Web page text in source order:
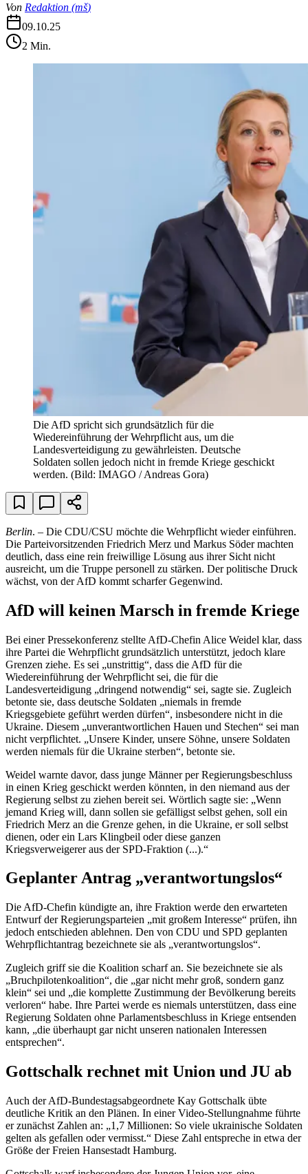
Von Redaktion (mš)
09.10.25
2 Min.
Die AfD spricht sich grundsätzlich für die
Wiedereinführung der Wehrpflicht aus, um die
Landesverteidigung zu gewährleisten. Deutsche
Soldaten sollen jedoch nicht in fremde Kriege geschickt
werden. (Bild: IMAGO / Andreas Gora)
Berlin. – Die CDU/CSU möchte die Wehrpflicht wieder einführen.
Die Parteivorsitzenden Friedrich Merz und Markus Söder machten
deutlich, dass eine rein freiwillige Lösung aus ihrer Sicht nicht
ausreicht, um die Truppe personell zu stärken. Der politische Druck
wächst, von der AfD kommt scharfer Gegenwind.
AfD will keinen Marsch in fremde Kriege
Bei einer Pressekonferenz stellte AfD-Chefin Alice Weidel klar, dass
ihre Partei die Wehrpflicht grundsätzlich unterstützt, jedoch klare
Grenzen ziehe. Es sei „unstrittig“, dass die AfD für die
Wiedereinführung der Wehrpflicht sei, die für die
Landesverteidigung „dringend notwendig“ sei, sagte sie. Zugleich
betonte sie, dass deutsche Soldaten „niemals in fremde
Kriegsgebiete geführt werden dürfen“, insbesondere nicht in die
Ukraine. Diesem „unverantwortlichen Hauen und Stechen“ sei man
nicht verpflichtet. „Unsere Kinder, unsere Söhne, unsere Soldaten
werden niemals für die Ukraine sterben“, betonte sie.
Weidel warnte davor, dass junge Männer per Regierungsbeschluss
in einen Krieg geschickt werden könnten, in den niemand aus der
Regierung selbst zu ziehen bereit sei. Wörtlich sagte sie: „Wenn
jemand Krieg will, dann sollen sie gefälligst selbst gehen, soll ein
Friedrich Merz an die Grenze gehen, in die Ukraine, er soll selbst
dienen, oder ein Lars Klingbeil oder diese ganzen
Kriegsverweigerer aus der SPD-Fraktion (...).“
Geplanter Antrag „verantwortungslos“
Die AfD-Chefin kündigte an, ihre Fraktion werde den erwarteten
Entwurf der Regierungsparteien „mit großem Interesse“ prüfen, ihn
jedoch entschieden ablehnen. Den von CDU und SPD geplanten
Wehrpflichtantrag bezeichnete sie als „verantwortungslos“.
Zugleich griff sie die Koalition scharf an. Sie bezeichnete sie als
„Bruchpilotenkoalition“, die „gar nicht mehr groß, sondern ganz
klein“ sei und „die komplette Zustimmung der Bevölkerung bereits
verloren“ habe. Ihre Partei werde es niemals unterstützen, dass eine
Regierung Soldaten ohne Parlamentsbeschluss in Kriege entsenden
kann, „die überhaupt gar nicht unseren nationalen Interessen
entsprechen“.
Gottschalk rechnet mit Union und JU ab
Auch der AfD-Bundestagsabgeordnete Kay Gottschalk übte
deutliche Kritik an den Plänen. In einer Video-Stellungnahme führte
er zunächst Zahlen an: „1,7 Millionen: So viele ukrainische Soldaten
gelten als gefallen oder vermisst.“ Diese Zahl entspreche in etwa der
Größe der Freien Hansestadt Hamburg.